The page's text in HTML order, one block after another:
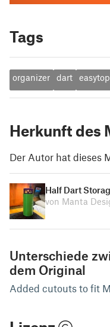
Tags
organizer dart
Herkunft des
Der Autor hat dieses
Half Dart
von Manta
Unterschiede
dem Original
Added cutouts to fit